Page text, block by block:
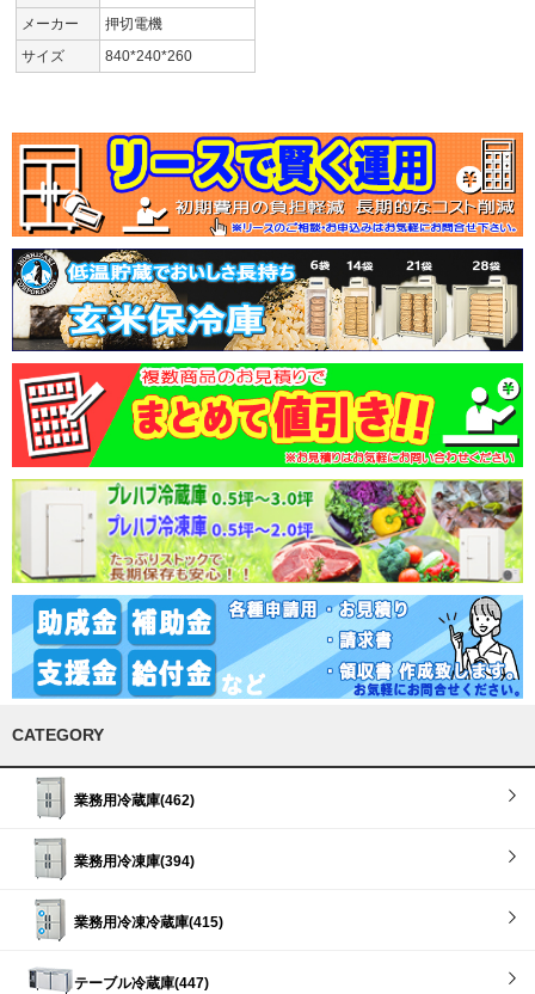
メーカー
押切電機
サイズ
840*240*260
CATEGORY
業務用冷蔵庫(462)
業務用冷凍庫(394)
業務用冷凍冷蔵庫(415)
テーブル冷蔵庫(447)